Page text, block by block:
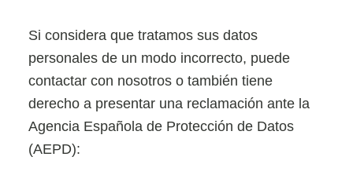
Si considera que tratamos sus datos
personales de un modo incorrecto, puede
contactar con nosotros o también tiene
derecho a presentar una reclamación ante la
Agencia Española de Protección de Datos
(AEPD):